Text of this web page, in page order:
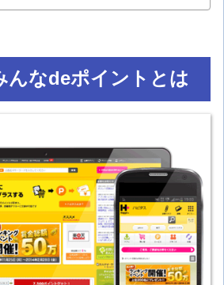
んなdeポイントとは